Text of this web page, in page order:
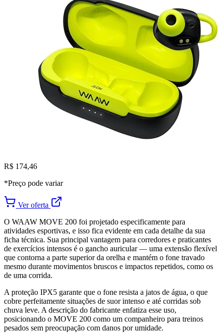
R$ 174,46
*Preço pode variar
Ver oferta
O WAAW MOVE 200 foi projetado especificamente para
atividades esportivas, e isso fica evidente em cada detalhe da sua
ficha técnica. Sua principal vantagem para corredores e praticantes
de exercícios intensos é o gancho auricular — uma extensão flexível
que contorna a parte superior da orelha e mantém o fone travado
mesmo durante movimentos bruscos e impactos repetidos, como os
de uma corrida.
A proteção IPX5 garante que o fone resista a jatos de água, o que
cobre perfeitamente situações de suor intenso e até corridas sob
chuva leve. A descrição do fabricante enfatiza esse uso,
posicionando o MOVE 200 como um companheiro para treinos
pesados sem preocupação com danos por umidade.